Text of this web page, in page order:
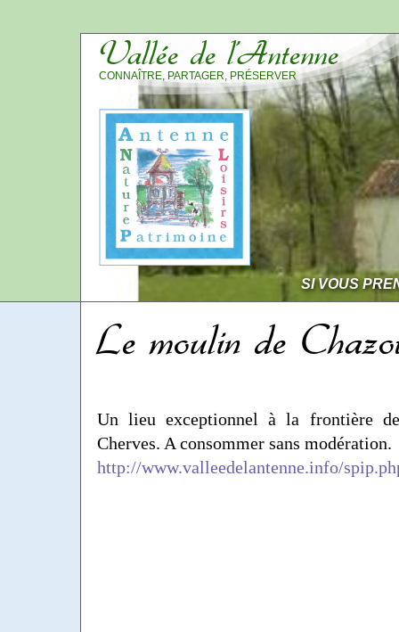
Vallée de l’Antenne
CONNAÎTRE, PARTAGER, PRÉSERVER
SI VOUS
Le moulin de
Un lieu exceptionnel à la frontière
Cherves. A consommer sans modération.
http://www.valleedelantenne.info/